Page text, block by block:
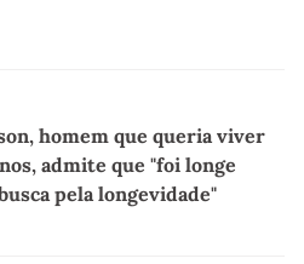
homem que queria viver
admite que "foi longe
pela longevidade"